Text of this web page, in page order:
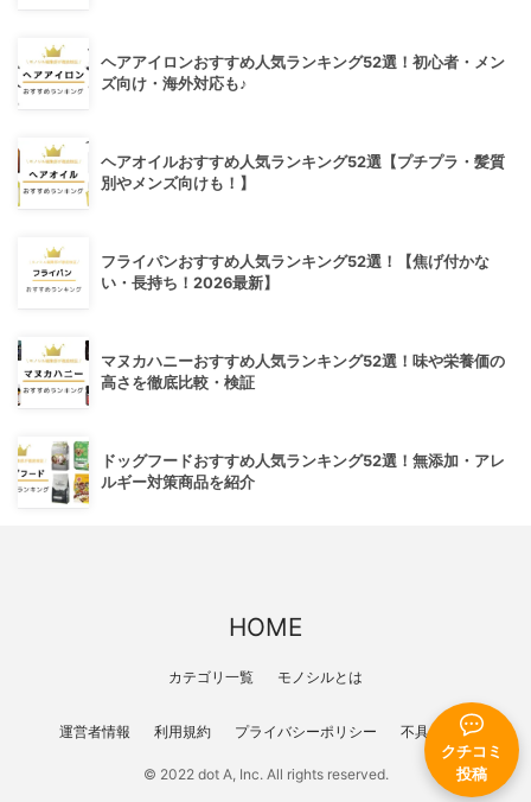
クチコミ
投稿
ヘアアイロンおすすめ人気ランキング52選！初心者・メン
ズ向け・海外対応も♪
ヘアオイルおすすめ人気ランキング52選【プチプラ・髪質
別やメンズ向けも！】
フライパンおすすめ人気ランキング52選！【焦げ付かな
い・長持ち！2026最新】
マヌカハニーおすすめ人気ランキング52選！味や栄養価の
高さを徹底比較・検証
ドッグフードおすすめ人気ランキング52選！無添加・アレ
ルギー対策商品を紹介
HOME
カテゴリ一覧 モノシルとは
運営者情報 利用規約 プライバシーポリシー 不具合報告
© 2022 dot A, Inc. All rights reserved.